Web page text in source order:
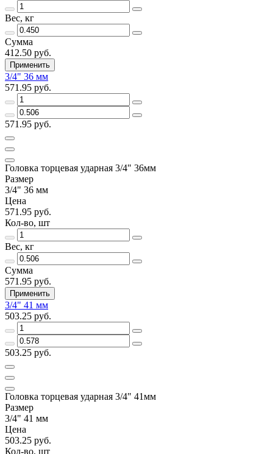
Вес, кг
Сумма
412.50 руб.
Применить
3/4" 36 мм
571.95 руб.
571.95 руб.
Головка торцевая ударная 3/4" 36мм
Размер
3/4" 36 мм
Цена
571.95 руб.
Кол-во, шт
Вес, кг
Сумма
571.95 руб.
Применить
3/4" 41 мм
503.25 руб.
503.25 руб.
Головка торцевая ударная 3/4" 41мм
Размер
3/4" 41 мм
Цена
503.25 руб.
Кол-во, шт